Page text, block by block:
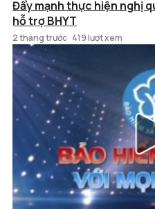
Đẩy mạnh thực hiện nghị
hỗ trợ BHYT
2 tháng trước 419 lượt xem